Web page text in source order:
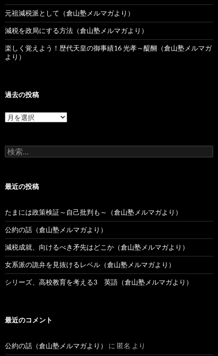
元祖減税派として（倉山塾メルマガより）
減税を政局にする方法（倉山塾メルマガより）
楽しく覚えよう！歴代天皇の御事績16 光孝～醍醐（倉山塾メルマガ
より）
過去の投稿
過
去
稿
検
索:
最近の投稿
たまには政策検証～自己批判も～（倉山塾メルマガより）
公約の話（倉山塾メルマガより）
減税成就、向けるべき矛先はどこか（倉山塾メルマガより）
女系派の詭弁を見抜けるレベル（倉山塾メルマガより）
シリーズ、高校教育を考える3 英語（倉山塾メルマガより）
最近のコメント
公約の話（倉山塾メルマガより） に 匿名 より